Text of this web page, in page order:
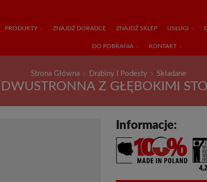
PRODUKTY ZNAJDŹ DORADCĘ ZNAJDŹ SKLEP USŁUGI
DO POBRANIA KONTAKT
Strona Główna Drabiny I Podesty Składane
Z GŁĘBOKIMI
Informacje: